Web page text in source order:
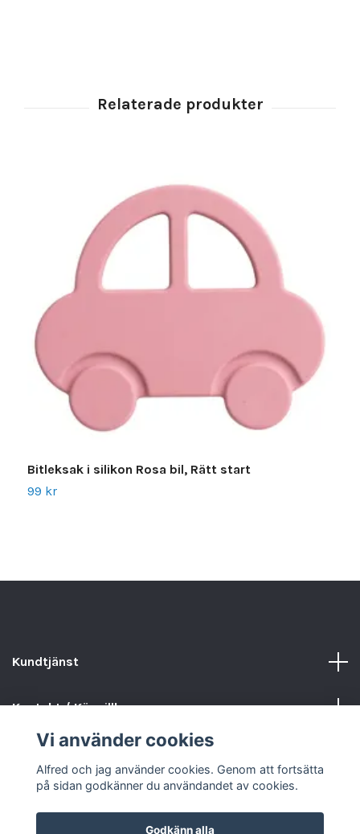
Bitleksak i silikon Rosa bil, Rätt start
99 kr
Kundtjänst
Kontakt / Köpvillkor
Vi använder cookies
Alfred och jag använder cookies. Genom att fortsätta
på sidan godkänner du användandet av cookies.
Godkänn alla